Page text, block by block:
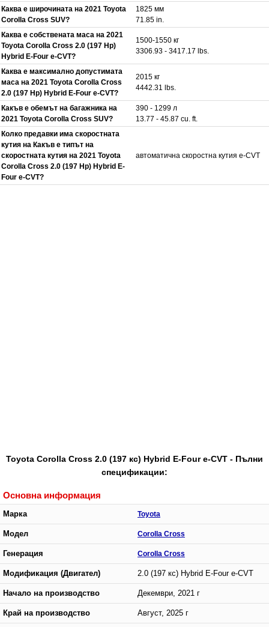
Каква е широчината на 2021 Toyota
Corolla Cross SUV?
1825 мм
71.85 in.
Каква е собствената маса на 2021
Toyota Corolla Cross 2.0 (197 Hp)
Hybrid E-Four e-CVT?
1500-1550 кг
3306.93 - 3417.17 lbs.
Каква е максимално допустимата
маса на 2021 Toyota Corolla Cross
2.0 (197 Hp) Hybrid E-Four e-CVT?
2015 кг
4442.31 lbs.
Какъв е обемът на багажника на
2021 Toyota Corolla Cross SUV?
390 - 1299 л
13.77 - 45.87 cu. ft.
Колко предавки има скоростната
кутия на Какъв е типът на
скоростната кутия на 2021 Toyota
Corolla Cross 2.0 (197 Hp) Hybrid E-
Four e-CVT?
автоматична скоростна кутия e-CVT
Toyota Corolla Cross 2.0 (197 кс) Hybrid E-Four e-CVT - Пълни
спецификации:
Основна информация
Марка Toyota
Модел Corolla Cross
Генерация Corolla Cross
Модификация (Двигател) 2.0 (197 кс) Hybrid E-Four e-CVT
Начало на производство Декември, 2021 г
Край на производство Август, 2025 г